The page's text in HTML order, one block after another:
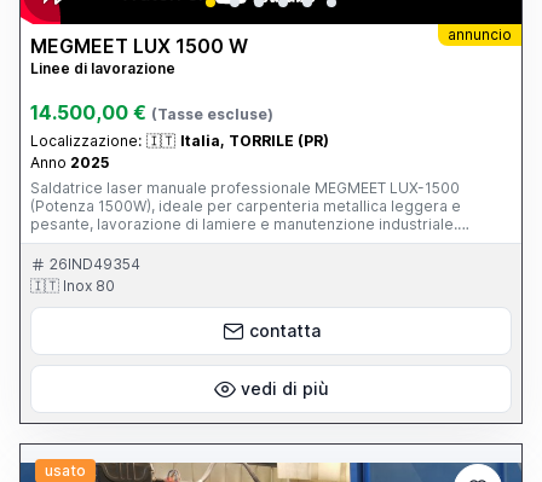
annuncio
MEGMEET LUX 1500 W
Linee di lavorazione
14.500,00 € (Tasse escluse)
Localizzazione: 🇮🇹 Italia, TORRILE (PR)
Anno 2025
Saldatrice laser manuale professionale MEGMEET LUX-1500
(Potenza 1500W), ideale per carpenteria metallica leggera e
pesante, lavorazione di lamiere e manutenzione industriale.
Distribuita e supportata in Italia da GIMAF S.r.l. La macchina
garantisce una saldatura ad altissima velocità e precisione su
diversi materiali (acciaio inox, acciaio al carbonio, alluminio e rame),
riducendo a zero i tempi di molatura e post-lavorazione grazie
all'apporto termico localizzato che evita deformazioni. Dettagli e
Condizioni del Macchinario: - Stato: Ottimo / Come nuova,
perfettamente funzionante. - Certificazione di Qualità: Certificato
originale OQC (Quality Control PASS) incluso, con numero di serie
verificabile ZF120043255100004. - Dotazione: Completa di gruppo
trainafilo automatico sincronizzato e torcia ergonomica. -
Documentazione: Manuale d'istruzioni e uso ufficiale in lingua
italiana (GIMAF) incluso. - Normative: Macchinario a norme CE.
Disponibile per visione e qualsiasi prova di saldatura.
26IND49354
🇮🇹 Inox 80
contatta
vedi di più
usato